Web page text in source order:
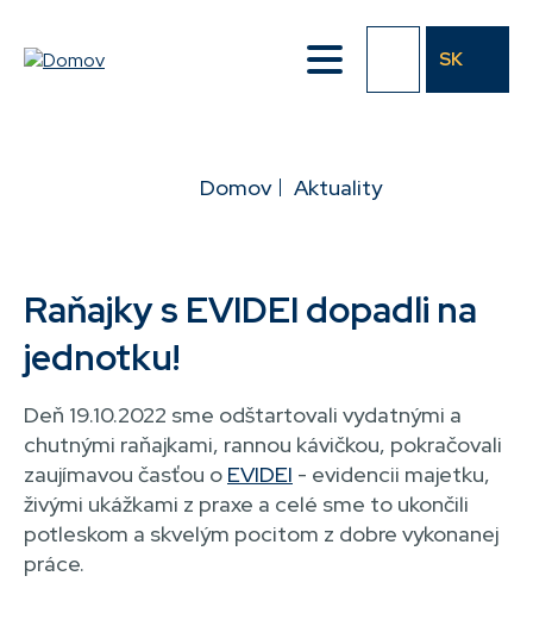
hlavnímu
SK
DROBEČKOVÁDomov Aktuality
Raňajky s EVIDEI dopadli na
jednotku!
Deň 19.10.2022 sme odštartovali vydatnými a
chutnými raňajkami, rannou kávičkou, pokračovali
zaujímavou časťou o EVIDEI - evidencii majetku,
živými ukážkami z praxe a celé sme to ukončili
potleskom a skvelým pocitom z dobre vykonanej
práce.